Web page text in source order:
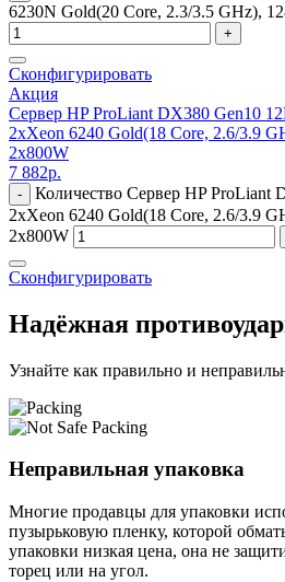
6230N Gold(20 Core, 2.3/3.5 GHz),
+
Сконфигурировать
Акция
Сервер HP ProLiant DX380 Gen10
2xXeon 6240 Gold(18 Core, 2.6/3.9
2x800W
7 882р.
-
Количество Сервер HP ProLiant
2xXeon 6240 Gold(18 Core, 2.6/3.9
2x800W
Сконфигурировать
Надёжная
Узнайте как правильно и
Неправильная упаковка
Многие продавцы для упаковки
пузырьковую пленку, которой
упаковки низкая цена, она не
торец или на угол.